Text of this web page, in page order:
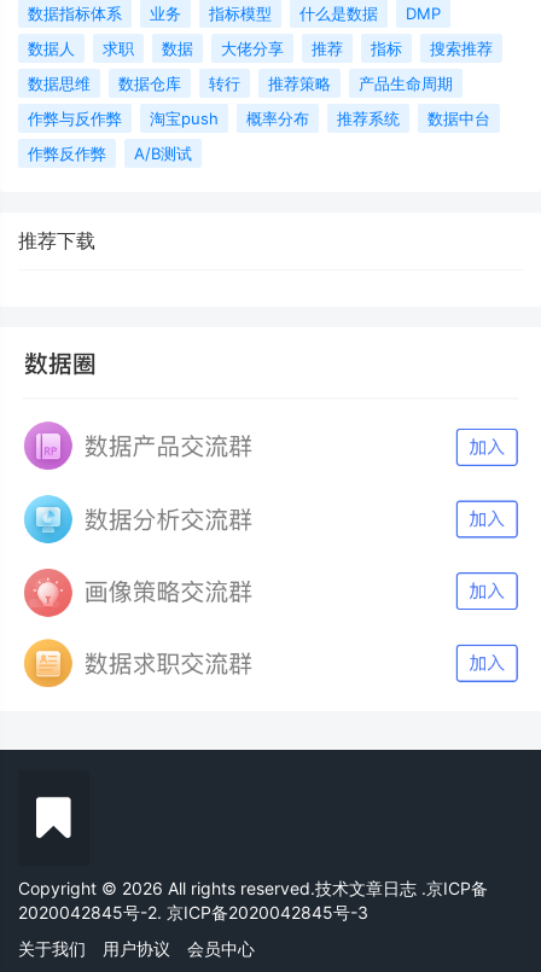
数据指标体系
业务 指标模型 什么是数据
DMP
数据人
求职 数据 大佬分享 推荐 指标
搜索推荐
数据思维
数据仓库 转行 推荐策略
产品生命周期
作弊与反作弊
淘宝push 概率分布 推荐系统
数据中台
作弊反作弊
A/B测试
推荐下载
Copyright © 2026 All rights reserved.技术文章日志 .京ICP备
2020042845号-2. 京ICP备2020042845号-3
关于我们
用户协议 会员中心